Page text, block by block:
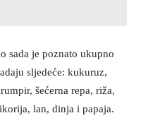
sada je poznato ukupno
sljedeće: kukuruz,
šećerna repa, riža,
lan, dinja i papaja.